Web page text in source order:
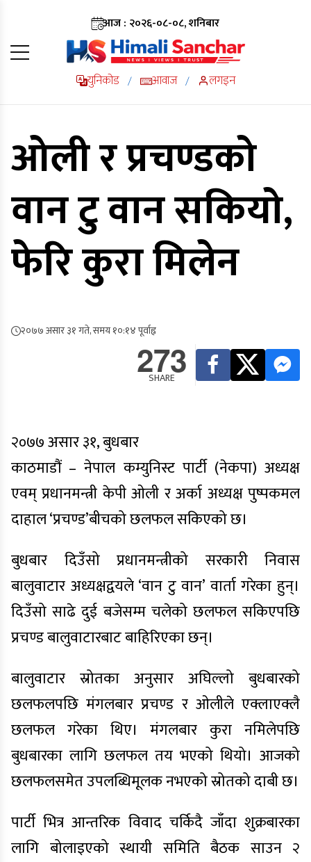
आज : २०२६-०८-०८, शनिबार
युनिकोड / आवाज / लगइन
ओली र प्रचण्डको
वान टु वान सकियो,
फेरि कुरा मिलेन
२०७७ असार ३१ गते, समय १०:१४ पूर्वाह्न
273
SHARE
२०७७ असार ३१, बुधबार
काठमाडौं – नेपाल कम्युनिस्ट पार्टी (नेकपा) अध्यक्ष
एवम् प्रधानमन्त्री केपी ओली र अर्का अध्यक्ष पुष्पकमल
दाहाल ‘प्रचण्ड’बीचको छलफल सकिएको छ।
बुधबार दिउँसो प्रधानमन्त्रीको सरकारी निवास
बालुवाटार अध्यक्षद्वयले ‘वान टु वान’ वार्ता गरेका हुन्।
दिउँसो साढे दुई बजेसम्म चलेको छलफल सकिएपछि
प्रचण्ड बालुवाटारबाट बाहिरिएका छन्।
बालुवाटार स्रोतका अनुसार अघिल्लो बुधबारको
छलफलपछि मंगलबार प्रचण्ड र ओलीले एक्लाएक्लै
छलफल गरेका थिए। मंगलबार कुरा नमिलेपछि
बुधबारका लागि छलफल तय भएको थियो। आजको
छलफलसमेत उपलब्धिमूलक नभएको स्रोतको दाबी छ।
पार्टी भित्र आन्तरिक विवाद चर्किदै जाँदा शुक्रबारका
लागि बोलाइएको स्थायी समिति बैठक साउन २